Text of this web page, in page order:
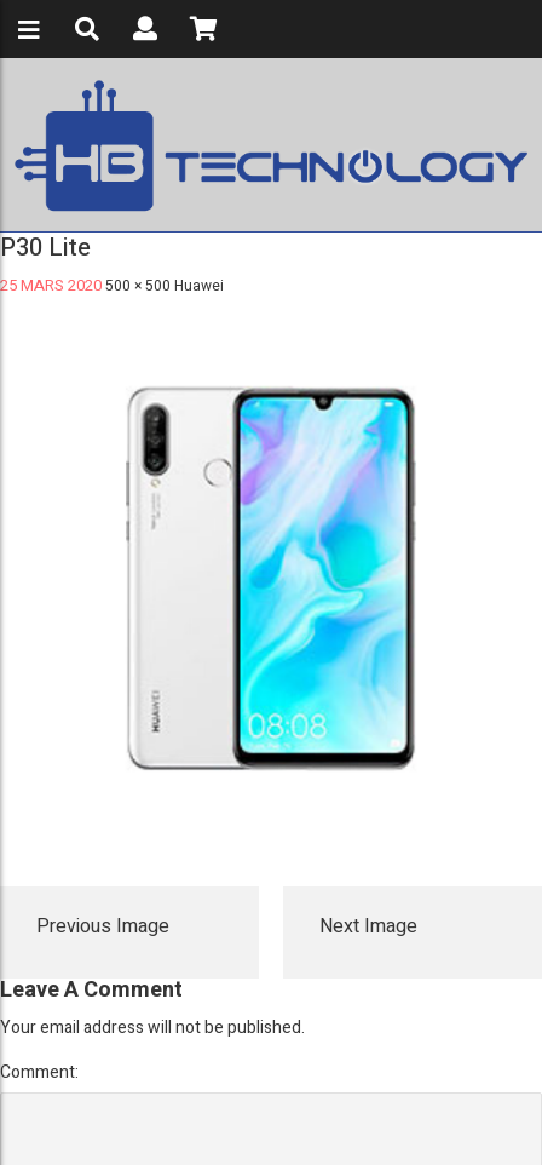
P30 Lite
25 MARS 2020500 × 500 Huawei
Previous Image Next Image
Leave A Comment
Your email address will not be published.
Comment: